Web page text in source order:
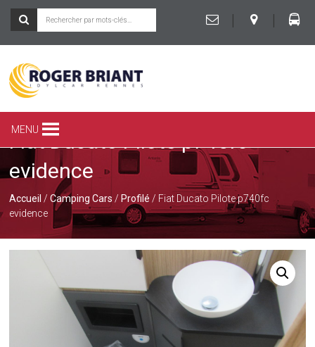
|
|
ROGER
BRIANT
SPÉCIALISTE
CAR
ET
DE
LA
RENNES
MENU
Fiat Ducato Pilote p740fc
evidence
Accueil /Camping Cars / Profilé / Fiat Ducato Pilote p740fc
evidence